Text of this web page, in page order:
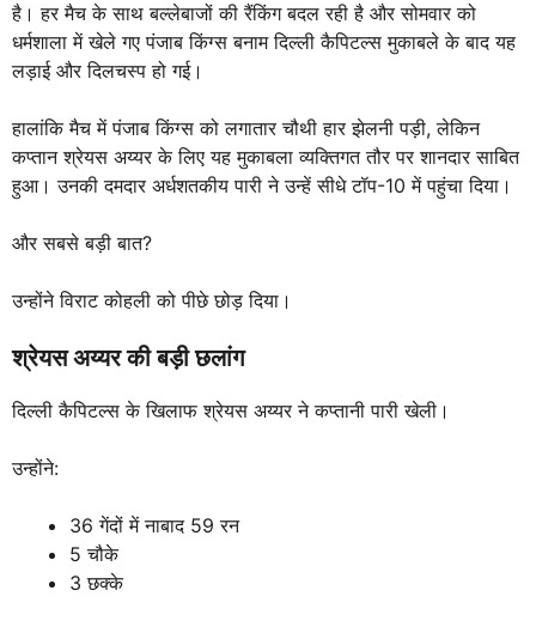
है। हर मैच के साथ बल्लेबाजों की रैंकिंग बदल रही है और सोमवार को
धर्मशाला में खेले गए पंजाब किंग्स बनाम दिल्ली कैपिटल्स मुकाबले के बाद यह
लड़ाई और दिलचस्प हो गई।
हालांकि मैच में पंजाब किंग्स को लगातार चौथी हार झेलनी पड़ी, लेकिन
कप्तान श्रेयस अय्यर के लिए यह मुकाबला व्यक्तिगत तौर पर शानदार साबित
हुआ। उनकी दमदार अर्धशतकीय पारी ने उन्हें सीधे टॉप-10 में पहुंचा दिया।
और सबसे बड़ी बात?
उन्होंने विराट कोहली को पीछे छोड़ दिया।
श्रेयस अय्यर की बड़ी छलांग
दिल्ली कैपिटल्स के खिलाफ श्रेयस अय्यर ने कप्तानी पारी खेली।
उन्होंने:
36 गेंदों में नाबाद 59 रन
5 चौके
3 छक्के